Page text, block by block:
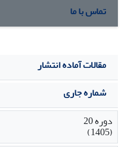
تماس با ما
مقالات آماده انتشار
شماره جاری
دوره 20
(1405)